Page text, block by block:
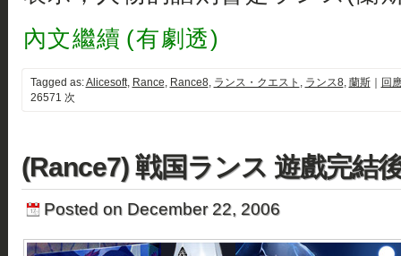
內文繼續 (有劇透)
Tagged as:Alicesoft, Rance, Rance8, ランス・クエスト , ランス8, 蘭斯｜
回
26571 次
(Rance7) 戦国ランス 遊戲完結
Posted on December 22, 2006